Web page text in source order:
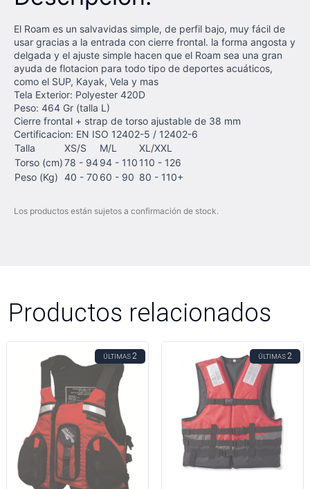
El Roam es un salvavidas simple, de perfil bajo, muy fácil de
usar gracias a la entrada con cierre frontal. la forma angosta y
delgada y el ajuste simple hacen que el Roam sea una gran
ayuda de flotacion para todo tipo de deportes acuáticos,
como el SUP, Kayak, Vela y mas
Tela Exterior: Polyester 420D
Peso: 464 Gr (talla L)
Cierre frontal + strap de torso ajustable de 38 mm
Certificacion: EN ISO 12402-5 / 12402-6
Talla
XS/S M/L
XL/XXL
Torso (cm)78 - 9494 - 110 110 - 126
Peso (Kg) 40 - 70 60 - 90 80 - 110+
Los productos están sujetos a confirmación de stock.
Productos relacionados
ÚLTIMAS2 ÚLTIMAS2